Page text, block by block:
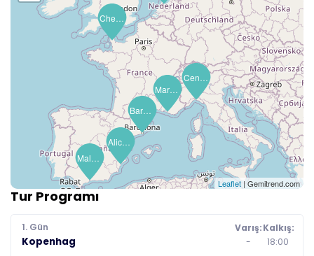
Cherbourg (Mt St Michel)
Malaga (Granada)
Alicante
Barselona
Marsilya (Provence)
Cenova (Portofino)
Leaflet| Gemitrend.com
Tur Programı
1. Gün
Kopenhag
Varış:
-
Kalkış:
18:00